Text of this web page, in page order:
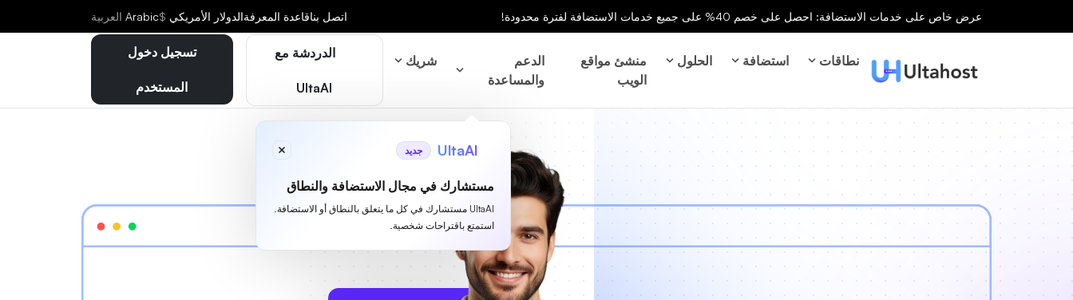
عرض خاص على خدمات الاستضافة: احصل على خصم 40% على جميع خدمات الاستضافة لفترة محدودة! اتصل بناقاعدة المعرفةالدولار الأمريكي $
Arabic العربية
نطاقات استضافة الحلول
منشئ مواقع
الويب
الدعم
والمساعدة
شريك الدردشة مع
UltaAI
UltaAI جديد
مستشارك في مجال الاستضافة والنطاق
UltaAI مستشارك في كل ما يتعلق بالنطاق أو الاستضافة.
استمتع باقتراحات شخصية.
تسجيل دخول
المستخدم